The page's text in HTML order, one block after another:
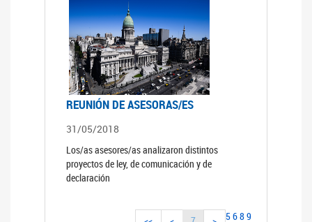
REUNIÓN DE ASESORAS/ES
31/05/2018
Los/as asesores/as analizaron distintos
proyectos de ley, de comunicación y de
declaración
5689